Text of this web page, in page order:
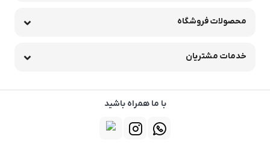
محصولات فروشگاه
خدمات مشتریان
با ما همراه باشید